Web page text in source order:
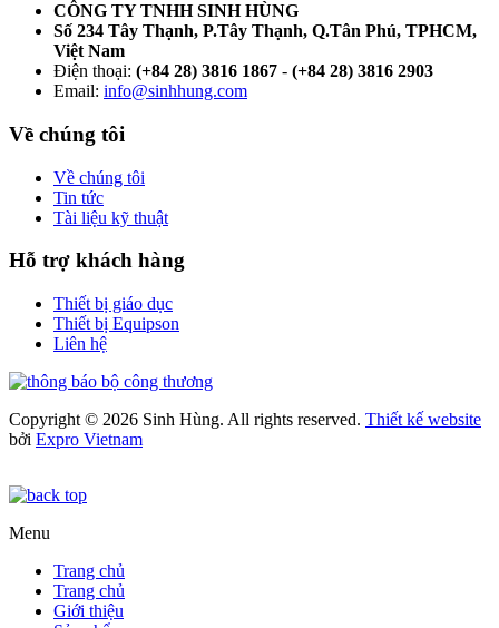
CÔNG TY TNHH SINH HÙNG
Số 234 Tây Thạnh, P.Tây Thạnh, Q.Tân Phú, TPHCM,
Việt Nam
Điện thoại: (+84 28) 3816 1867 - (+84 28) 3816 2903
Email: info@sinhhung.com
Về chúng tôi
Về chúng tôi
Tin tức
Tài liệu kỹ thuật
Hỗ trợ khách hàng
Thiết bị giáo dục
Thiết bị Equipson
Liên hệ
Copyright © 2026 Sinh Hùng. All rights reserved. Thiết kế website
bởi Expro Vietnam
Menu
Trang chủ
Trang chủ
Giới thiệu